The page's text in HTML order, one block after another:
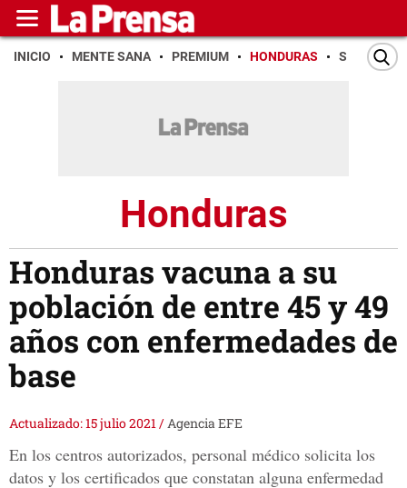
INICIO MENTE SANA PREMIUM HONDURAS SAN PEDRO
Honduras
Honduras vacuna a su
población de entre 45 y 49
años con enfermedades de
base
Actualizado: 15 julio 2021/Agencia EFE
En los centros autorizados, personal médico solicita los
datos y los certificados que constatan alguna enfermedad